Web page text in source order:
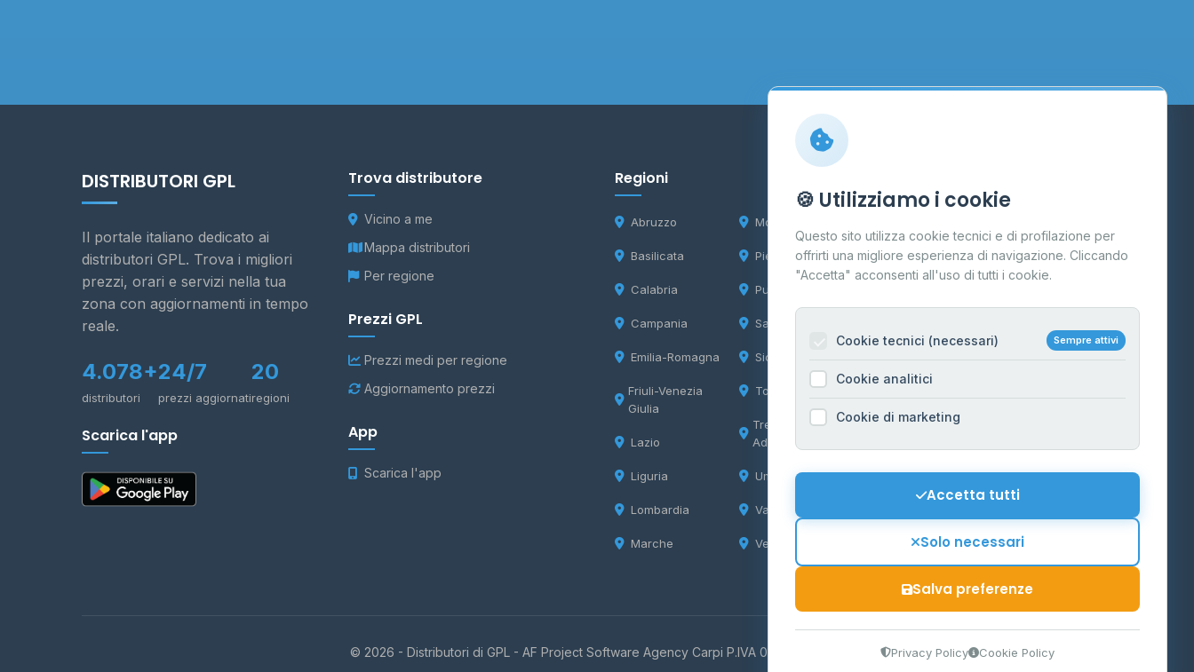
DISTRIBUTORI GPL
Il portale italiano dedicato ai
distributori GPL. Trova i migliori
prezzi, orari e servizi nella tua
zona con aggiornamenti in tempo
reale.
4.078+
distributori
24/7
prezzi aggiornati
20
regioni
Scarica l'app
Trova distributore
Vicino a me
Mappa distributori
Per regione
Prezzi GPL
Prezzi medi per regione
Aggiornamento prezzi
App
Scarica l'app
Regioni
Abruzzo
Basilicata
Calabria
Campania
Emilia-Romagna
Friuli-Venezia
Giulia
Lazio
Liguria
Lombardia
Marche
Molise
Piemonte
Puglia
Sardegna
Sicilia
Toscana
Trentino-Alto
Adige
Umbria
Valle d'Aosta
Veneto
Contatti
Per gestori
Informazioni legali
Privacy Policy
Cookie Policy
Mappa del sito
Contattaci
© 2026 - Distributori di GPL - AF Project Software Agency Carpi P.IVA 03859300364
🍪 Utilizziamo i cookie
Questo sito utilizza cookie tecnici e di profilazione per
offrirti una migliore esperienza di navigazione. Cliccando
"Accetta" acconsenti all'uso di tutti i cookie.
Cookie tecnici (necessari) Sempre attivi
Cookie analitici
Cookie di marketing
Accetta tutti
Solo necessari
Salva preferenze
Privacy Policy Cookie Policy